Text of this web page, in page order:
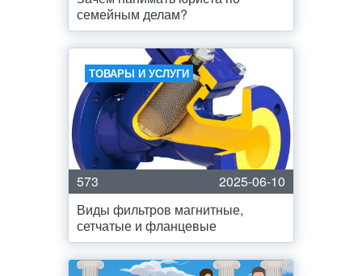
семейным делам?
ТОВАРЫ И УСЛУГИ
573
2025-06-10
Виды фильтров магнитные,
сетчатые и фланцевые